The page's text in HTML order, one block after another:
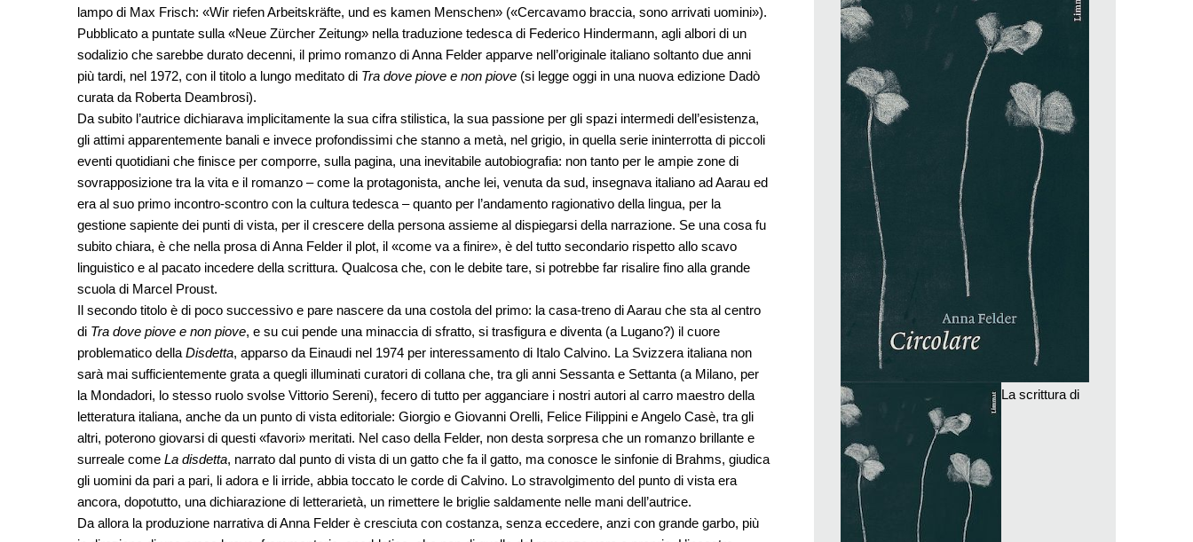
lampo di Max Frisch: «Wir riefen Arbeitskräfte, und es kamen Menschen» («Cercavamo braccia, sono arrivati uomini»).
Pubblicato a puntate sulla «Neue Zürcher Zeitung» nella traduzione tedesca di Federico Hindermann, agli albori di un
sodalizio che sarebbe durato decenni, il primo romanzo di Anna Felder apparve nell’originale italiano soltanto due anni
più tardi, nel 1972, con il titolo a lungo meditato di Tra dove piove e non piove (si legge oggi in una nuova edizione Dadò
curata da Roberta Deambrosi).
Da subito l’autrice dichiarava implicitamente la sua cifra stilistica, la sua passione per gli spazi intermedi dell’esistenza,
gli attimi apparentemente banali e invece profondissimi che stanno a metà, nel grigio, in quella serie ininterrotta di piccoli
eventi quotidiani che finisce per comporre, sulla pagina, una inevitabile autobiografia: non tanto per le ampie zone di
sovrapposizione tra la vita e il romanzo ‒ come la protagonista, anche lei, venuta da sud, insegnava italiano ad Aarau ed
era al suo primo incontro-scontro con la cultura tedesca ‒ quanto per l’andamento ragionativo della lingua, per la
gestione sapiente dei punti di vista, per il crescere della persona assieme al dispiegarsi della narrazione. Se una cosa fu
subito chiara, è che nella prosa di Anna Felder il plot, il «come va a finire», è del tutto secondario rispetto allo scavo
linguistico e al pacato incedere della scrittura. Qualcosa che, con le debite tare, si potrebbe far risalire fino alla grande
scuola di Marcel Proust.
Il secondo titolo è di poco successivo e pare nascere da una costola del primo: la casa-treno di Aarau che sta al centro
di Tra dove piove e non piove, e su cui pende una minaccia di sfratto, si trasfigura e diventa (a Lugano?) il cuore
problematico della Disdetta, apparso da Einaudi nel 1974 per interessamento di Italo Calvino. La Svizzera italiana non
sarà mai sufficientemente grata a quegli illuminati curatori di collana che, tra gli anni Sessanta e Settanta (a Milano, per
la Mondadori, lo stesso ruolo svolse Vittorio Sereni), fecero di tutto per agganciare i nostri autori al carro maestro della
letteratura italiana, anche da un punto di vista editoriale: Giorgio e Giovanni Orelli, Felice Filippini e Angelo Casè, tra gli
altri, poterono giovarsi di questi «favori» meritati. Nel caso della Felder, non desta sorpresa che un romanzo brillante e
surreale come La disdetta, narrato dal punto di vista di un gatto che fa il gatto, ma conosce le sinfonie di Brahms, giudica
gli uomini da pari a pari, li adora e li irride, abbia toccato le corde di Calvino. Lo stravolgimento del punto di vista era
ancora, dopotutto, una dichiarazione di letterarietà, un rimettere le briglie saldamente nelle mani dell’autrice.
Da allora la produzione narrativa di Anna Felder è cresciuta con costanza, senza eccedere, anzi con grande garbo, più
La scrittura di